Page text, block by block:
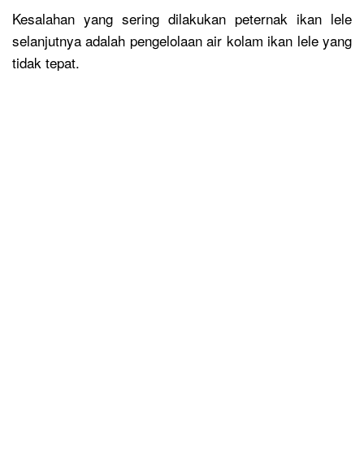
Kesalahan yang sering dilakukan peternak ikan lele
selanjutnya adalah pengelolaan air kolam ikan lele yang
tidak tepat.